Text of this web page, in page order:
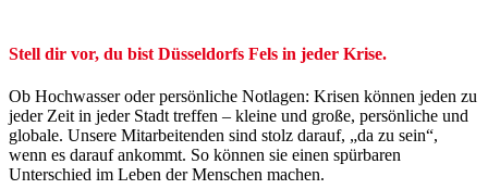
Stell dir vor, du bist Düsseldorfs Fels in jeder Krise.
Ob Hochwasser oder persönliche Notlagen: Krisen können jeden zu
jeder Zeit in jeder Stadt treffen – kleine und große, persönliche und
globale. Unsere Mitarbeitenden sind stolz darauf, „da zu sein“,
wenn es darauf ankommt. So können sie einen spürbaren
Unterschied im Leben der Menschen machen.